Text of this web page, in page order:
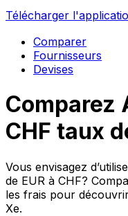
Télécharger
Comparer
Fournisseurs
Devises
Comparez
CHF taux
Vous envisagez
de EUR à CHF?
les frais pour
Xe.